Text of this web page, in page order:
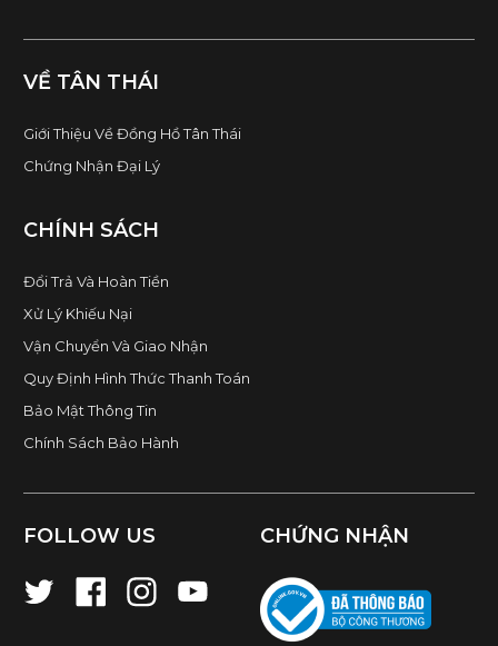
VỀ TÂN THÁI
Giới Thiệu Về Đồng Hồ Tân Thái
Chứng Nhận Đại Lý
CHÍNH SÁCH
Đổi Trả Và Hoàn Tiền
Xử Lý Khiếu Nại
Vận Chuyển Và Giao Nhận
Quy Định Hình Thức Thanh Toán
Bảo Mật Thông Tin
Chính Sách Bảo Hành
FOLLOW US CHỨNG NHẬN